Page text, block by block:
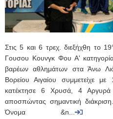
Στις 5 και 6 τρεχ. διεξήχθη το
Γουσου Κουνγκ Φου Α'
βαρέων αθλημάτων στα Άνω
Βορείου Αιγαίου συμμετείχε
κατέκτησε 6 Χρυσά, 4 Αργυρά
αποσπώντας σημαντική διάκριση.
Όνομα &n...